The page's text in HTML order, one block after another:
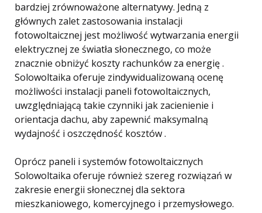
bardziej zrównoważone alternatywy. Jedną z
głównych zalet zastosowania instalacji
fotowoltaicznej jest możliwość wytwarzania energii
elektrycznej ze światła słonecznego, co może
znacznie obniżyć koszty rachunków za energię .
Solowoltaika oferuje zindywidualizowaną ocenę
możliwości instalacji paneli fotowoltaicznych,
uwzględniającą takie czynniki jak zacienienie i
orientacja dachu, aby zapewnić maksymalną
wydajność i oszczędność kosztów .
Oprócz paneli i systemów fotowoltaicznych
Solowoltaika oferuje również szereg rozwiązań w
zakresie energii słonecznej dla sektora
mieszkaniowego, komercyjnego i przemysłowego.